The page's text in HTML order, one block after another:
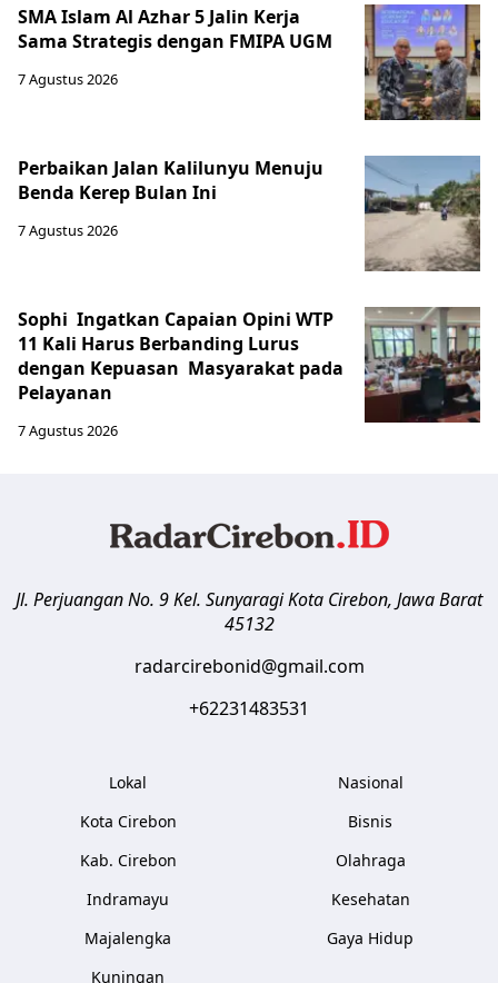
SMA Islam Al Azhar 5 Jalin Kerja
Sama Strategis dengan FMIPA UGM
7 Agustus 2026
Perbaikan Jalan Kalilunyu Menuju
Benda Kerep Bulan Ini
7 Agustus 2026
Sophi Ingatkan Capaian Opini WTP
11 Kali Harus Berbanding Lurus
dengan Kepuasan Masyarakat pada
Pelayanan
7 Agustus 2026
Jl. Perjuangan No. 9 Kel. SunyaragiKota Cirebon, Jawa Barat
45132
radarcirebonid@gmail.com
+62231483531
Lokal
Kota Cirebon
Kab. Cirebon
Indramayu
Majalengka
Kuningan
Nasional
Bisnis
Olahraga
Kesehatan
Gaya Hidup